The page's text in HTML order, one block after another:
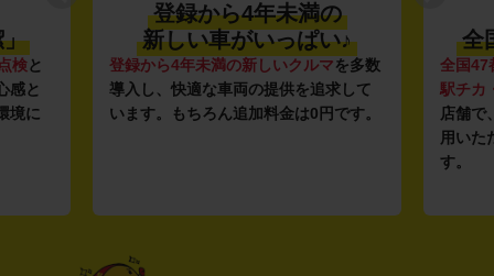
」
検と
感と
境に
登録から4年未満の
新しい車がいっぱい♪
登録から4年未満の新しいクルマを多数
導入し、快適な車両の提供を追求して
います。もちろん追加料金は0円です。
全
全国47
駅チカ
店舗で
用いた
す。